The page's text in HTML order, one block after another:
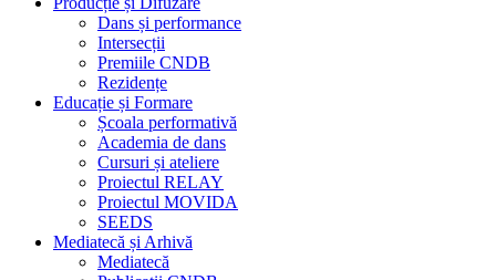
Dans și performance
Intersecții
Premiile CNDB
Rezidențe
Educație și Formare
Școala performativă
Academia de dans
Cursuri și ateliere
Proiectul RELAY
Proiectul MOVIDA
SEEDS
Mediatecă și Arhivă
Mediatecă